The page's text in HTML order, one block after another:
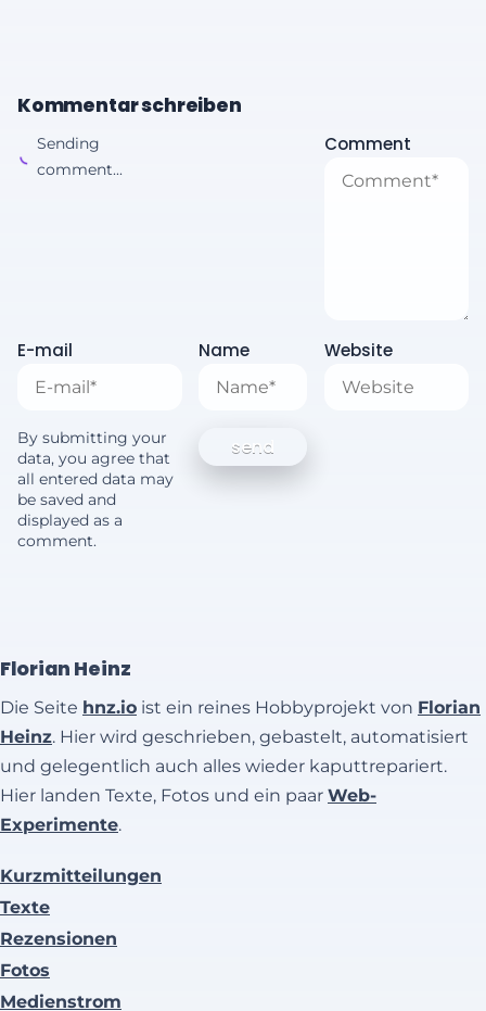
Kommentar schreiben
Sending
comment...
Comment
E-mail Name Website
By submitting your
data, you agree that
all entered data may
be saved and
displayed as a
comment.
Florian Heinz
Die Seite hnz.io ist ein reines Hobbyprojekt von Florian
Heinz. Hier wird geschrieben, gebastelt, automatisiert
und gelegentlich auch alles wieder kaputtrepariert.
Hier landen Texte, Fotos und ein paar Web-
Experimente.
Kurzmitteilungen
Texte
Rezensionen
Fotos
Medienstrom